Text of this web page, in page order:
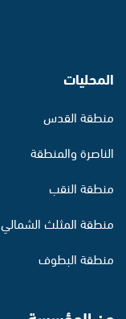
المحليات
منطقة القدس
الناصرة والمنطقة
منطقة النقب
منطقة المثلث الشمالي
منطقة البطوف